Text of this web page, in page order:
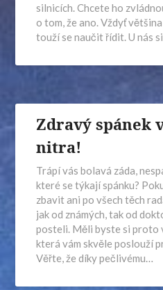
silnicích. Chcete ho
o tom, že ano. Vždyť
touží se naučit řídit. U nás
Zdravý spánek
nitra!
Trápí vás bolavá záda,
které se týkají spánku?
zbavit ani po všech těch
jak od známých, tak od
posteli. Měli byste si proto
která vám skvěle poslouží
Věřte, že díky pečlivému…